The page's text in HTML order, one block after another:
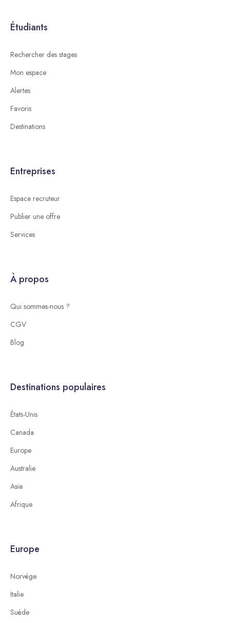
Étudiants
Rechercher des stages
Mon espace
Alertes
Favoris
Destinations
Entreprises
Espace recruteur
Publier une offre
Services
À propos
Qui sommes-nous ?
CGV
Blog
Destinations populaires
États-Unis
Canada
Europe
Australie
Asie
Afrique
Europe
Norvège
Italie
Suède